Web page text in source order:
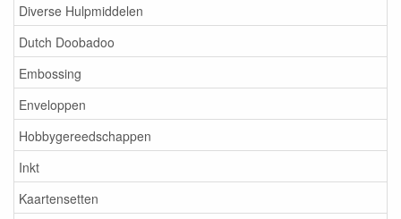
Diverse Hulpmiddelen
Dutch Doobadoo
Embossing
Enveloppen
Hobbygereedschappen
Inkt
Kaartensetten